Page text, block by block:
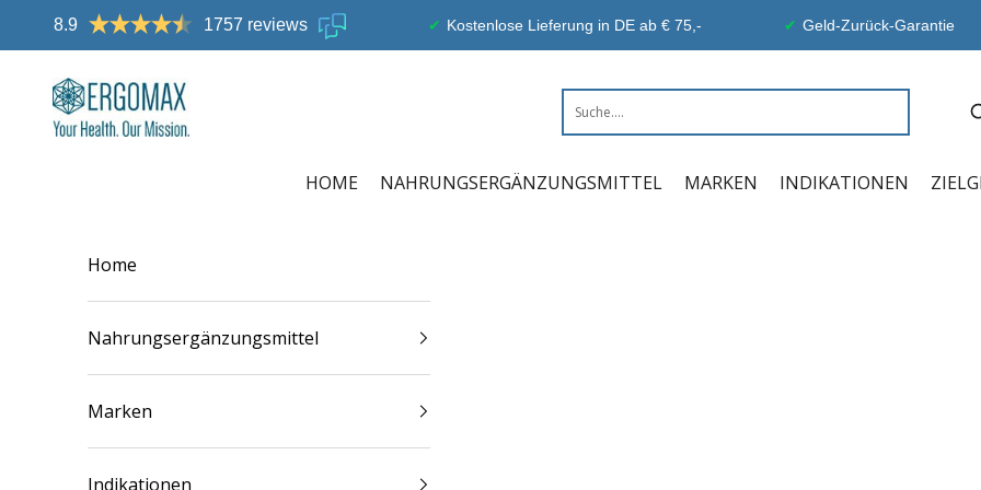
Zum Inhalt springen
8.9 1757 reviews Kostenlose Lieferung in DE ab € 75,- Geld-Zurück-Garantie
Ergomax
HOME NAHRUNGSERGÄNZUNGSMITTEL MARKEN INDIKATIONEN
Home
Nahrungsergänzungsmittel
Marken
Indikationen